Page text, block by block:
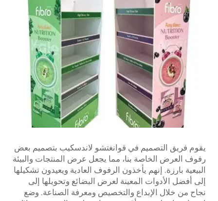
يقوم فريق التصميم في قوانغتشو لاندسكيب بتصميم بعض
رفوف العرض الخاصة بنا، مما يجعل عرض المنتجات والبيئة
البيعية بارزة. إنهم يأخذون الرفوف العادية ويعيدون تشكيلها
إلى أفضل الأدوات المعينة لعرض البضائع وتحويلها إلى
نجاح من خلال الإبداع والتخصيص ومعرفة الصناعة. وضع